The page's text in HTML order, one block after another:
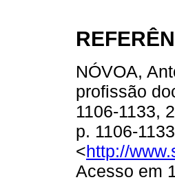
NÓVOA,
profissão
1106-1133,
p. 1106-
<http://
Acesso em